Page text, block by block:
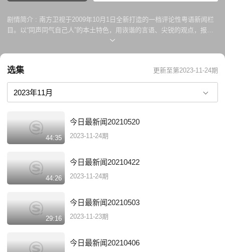
剧情简介 : 南方卫视于2009年10月1日全新打造的一档评论性粤语新闻栏
目。以“同声同气自己人”的本土特色，用诙谐的言语、尖锐的观点，报道
并点评身边发生的事情。内容贴近民生，反映民意，自开播以来，深受广
选集 更新至第2023-11-24期
44:35
今日最新闻20210520
2023-11-24期
44:26
今日最新闻20210422
2023-11-24期
29:16
今日最新闻20210503
2023-11-23期
今日最新闻20210406